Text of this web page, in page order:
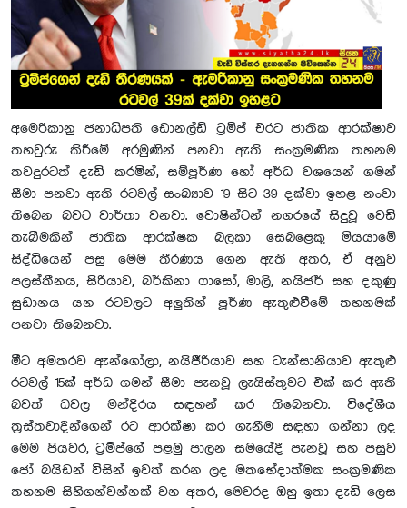
අමෙරිකානු ජනාධිපති ඩොනල්ඩ් ට්‍රම්ප් එරට ජාතික ආරක්ෂාව
තහවුරු කිරීමේ අරමුණින් පනවා ඇති සංක්‍රමණික තහනම
තවදුරටත් දැඩි කරමින්, සම්පූර්ණ හෝ අර්ධ වශයෙන් ගමන්
සීමා පනවා ඇති රටවල් සංඛ්‍යාව 19 සිට 39 දක්වා ඉහළ නංවා
තිබෙන බවට වාර්තා වනවා. වොෂින්ටන් නගරයේ සිදුවූ වෙඩි
තැබීමකින් ජාතික ආරක්ෂක බලකා සෙබළෙකු මියයාමේ
සිද්ධියෙන් පසු මෙම තීරණය ගෙන ඇති අතර, ඒ අනුව
පලස්තීනය, සිරියාව, බර්කිනා ෆාසෝ, මාලි, නයිජර් සහ දකුණු
සුඩානය යන රටවලට අලුතින් පූර්ණ ඇතුළුවීමේ තහනමක්
පනවා තිබෙනවා.
මීට අමතරව ඇන්ගෝලා, නයිජීරියාව සහ ටැන්සානියාව ඇතුළු
රටවල් 15ක් අර්ධ ගමන් සීමා පැනවූ ලැයිස්තුවට එක් කර ඇති
බවත් ධවල මන්දිරය සඳහන් කර තිබෙනවා. විදේශීය
ත්‍රස්තවාදීන්ගෙන් රට ආරක්ෂා කර ගැනීම සඳහා ගන්නා ලද
මෙම පියවර, ට්‍රම්ප්ගේ පළමු පාලන සමයේදී පැනවූ සහ පසුව
ජෝ බයිඩන් විසින් ඉවත් කරන ලද මතභේදාත්මක සංක්‍රමණික
තහනම සිහිගන්වන්නක් වන අතර, මෙවරද ඔහු ඉතා දැඩි ලෙස